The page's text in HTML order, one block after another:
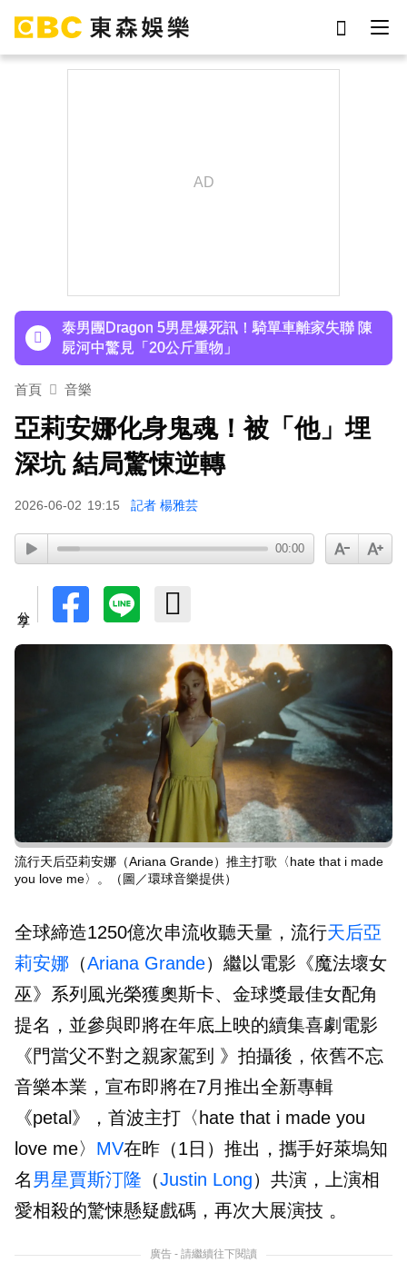
泰男團Dragon 5男星爆死訊！騎單車離家失聯 陳
屍河中驚見「20公斤重物」
女星告別9年演藝圈！轉行當計程車司機 曝收入：
比演員賺更多
蔡阿嘎陷爭議！蘿拉神隱19個月首發文 遭酸「詐
騙集團回歸」回應了
肥大叔猝逝5天！原訂明直播說明突喊卡 團隊忍痛
下載東森App，隨時掌握天下大小事！
代役
首頁 音樂
亞莉安娜化身鬼魂！被「他」埋
深坑 結局驚悚逆轉
2026-06-02 19:15 記者 楊雅芸
00:00
流行天后亞莉安娜（Ariana Grande）推主打歌〈hate that i made
you love me〉。（圖／環球音樂提供）
全球締造1250億次串流收聽天量，流行天后亞
莉安娜 （Ariana Grande）繼以電影《魔法壞女
巫》系列風光榮獲奧斯卡、金球獎最佳女配角
提名，並參與即將在年底上映的續集喜劇電影
《門當父不對之親家駕到 》拍攝後，依舊不忘
音樂本業，宣布即將在7月推出全新專輯
《petal》，首波主打〈hate that i made you
love me〉 MV在昨（1日）推出，攜手好萊塢知
名 男星賈斯汀隆 （Justin Long）共演，上演相
愛相殺的驚悚懸疑戲碼，再次大展演技 。
廣告 - 請繼續往下閱讀